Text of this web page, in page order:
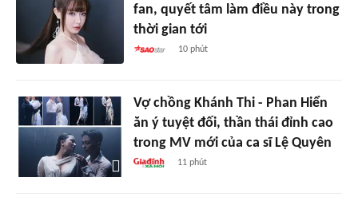
fan, quyết tâm làm điều này trong
thời gian tới
10 phút
Vợ chồng Khánh Thi - Phan Hiển
ăn ý tuyệt đối, thần thái đỉnh cao
trong MV mới của ca sĩ Lệ Quyên
11 phút